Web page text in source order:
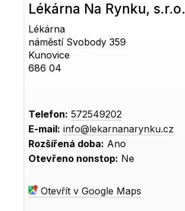
Lékárna Na Rynku, s.r.o.
Lékárna
náměstí Svobody 359
Kunovice
686 04
Telefon: 572549202
E-mail: info@lekarnanarynku.cz
Rozšířená doba: Ano
Otevřeno nonstop: Ne
Otevřít v Google Maps